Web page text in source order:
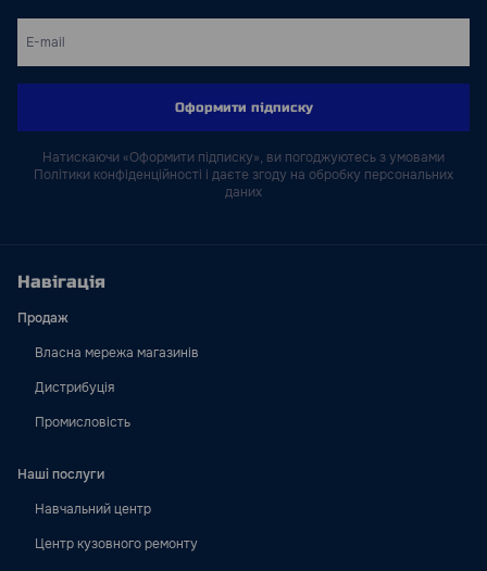
Оформити підписку
Натискаючи «Оформити підписку», ви погоджуютесь з умовами
Політики конфіденційності і даєте згоду на обробку персональних
даних
Навігація
Продаж
Власна мережа магазинів
Дистрибуція
Промисловість
Наші послуги
Навчальний центр
Центр кузовного ремонту